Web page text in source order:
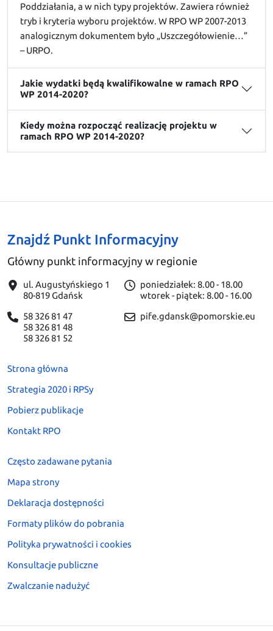
Poddziałania, a w nich typy projektów. Zawiera również
tryb i kryteria wyboru projektów. W RPO WP 2007-2013
analogicznym dokumentem było „Uszczegółowienie…”
– URPO.
Jakie wydatki będą kwalifikowalne w ramach RPO
WP 2014-2020?
Kiedy można rozpocząć realizację projektu w
ramach RPO WP 2014-2020?
Znajdź Punkt Informacyjny
Główny punkt informacyjny w regionie
ul. Augustyńskiego 1
80-819 Gdańsk
58 326 81 47
58 326 81 48
58 326 81 52
poniedziałek: 8.00 - 18.00
wtorek - piątek: 8.00 - 16.00
pife.gdansk@pomorskie.eu
Strona główna
Strategia 2020 i RPSy
Pobierz publikacje
Kontakt RPO
Często zadawane pytania
Mapa strony
Deklaracja dostępności
Formaty plików do pobrania
Polityka prywatności i cookies
Konsultacje publiczne
Zwalczanie nadużyć